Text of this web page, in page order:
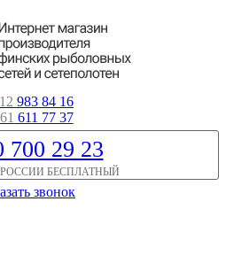
983 84 16
611 77 37
700 29 23
БЕСПЛАТНЫЙ
звонок